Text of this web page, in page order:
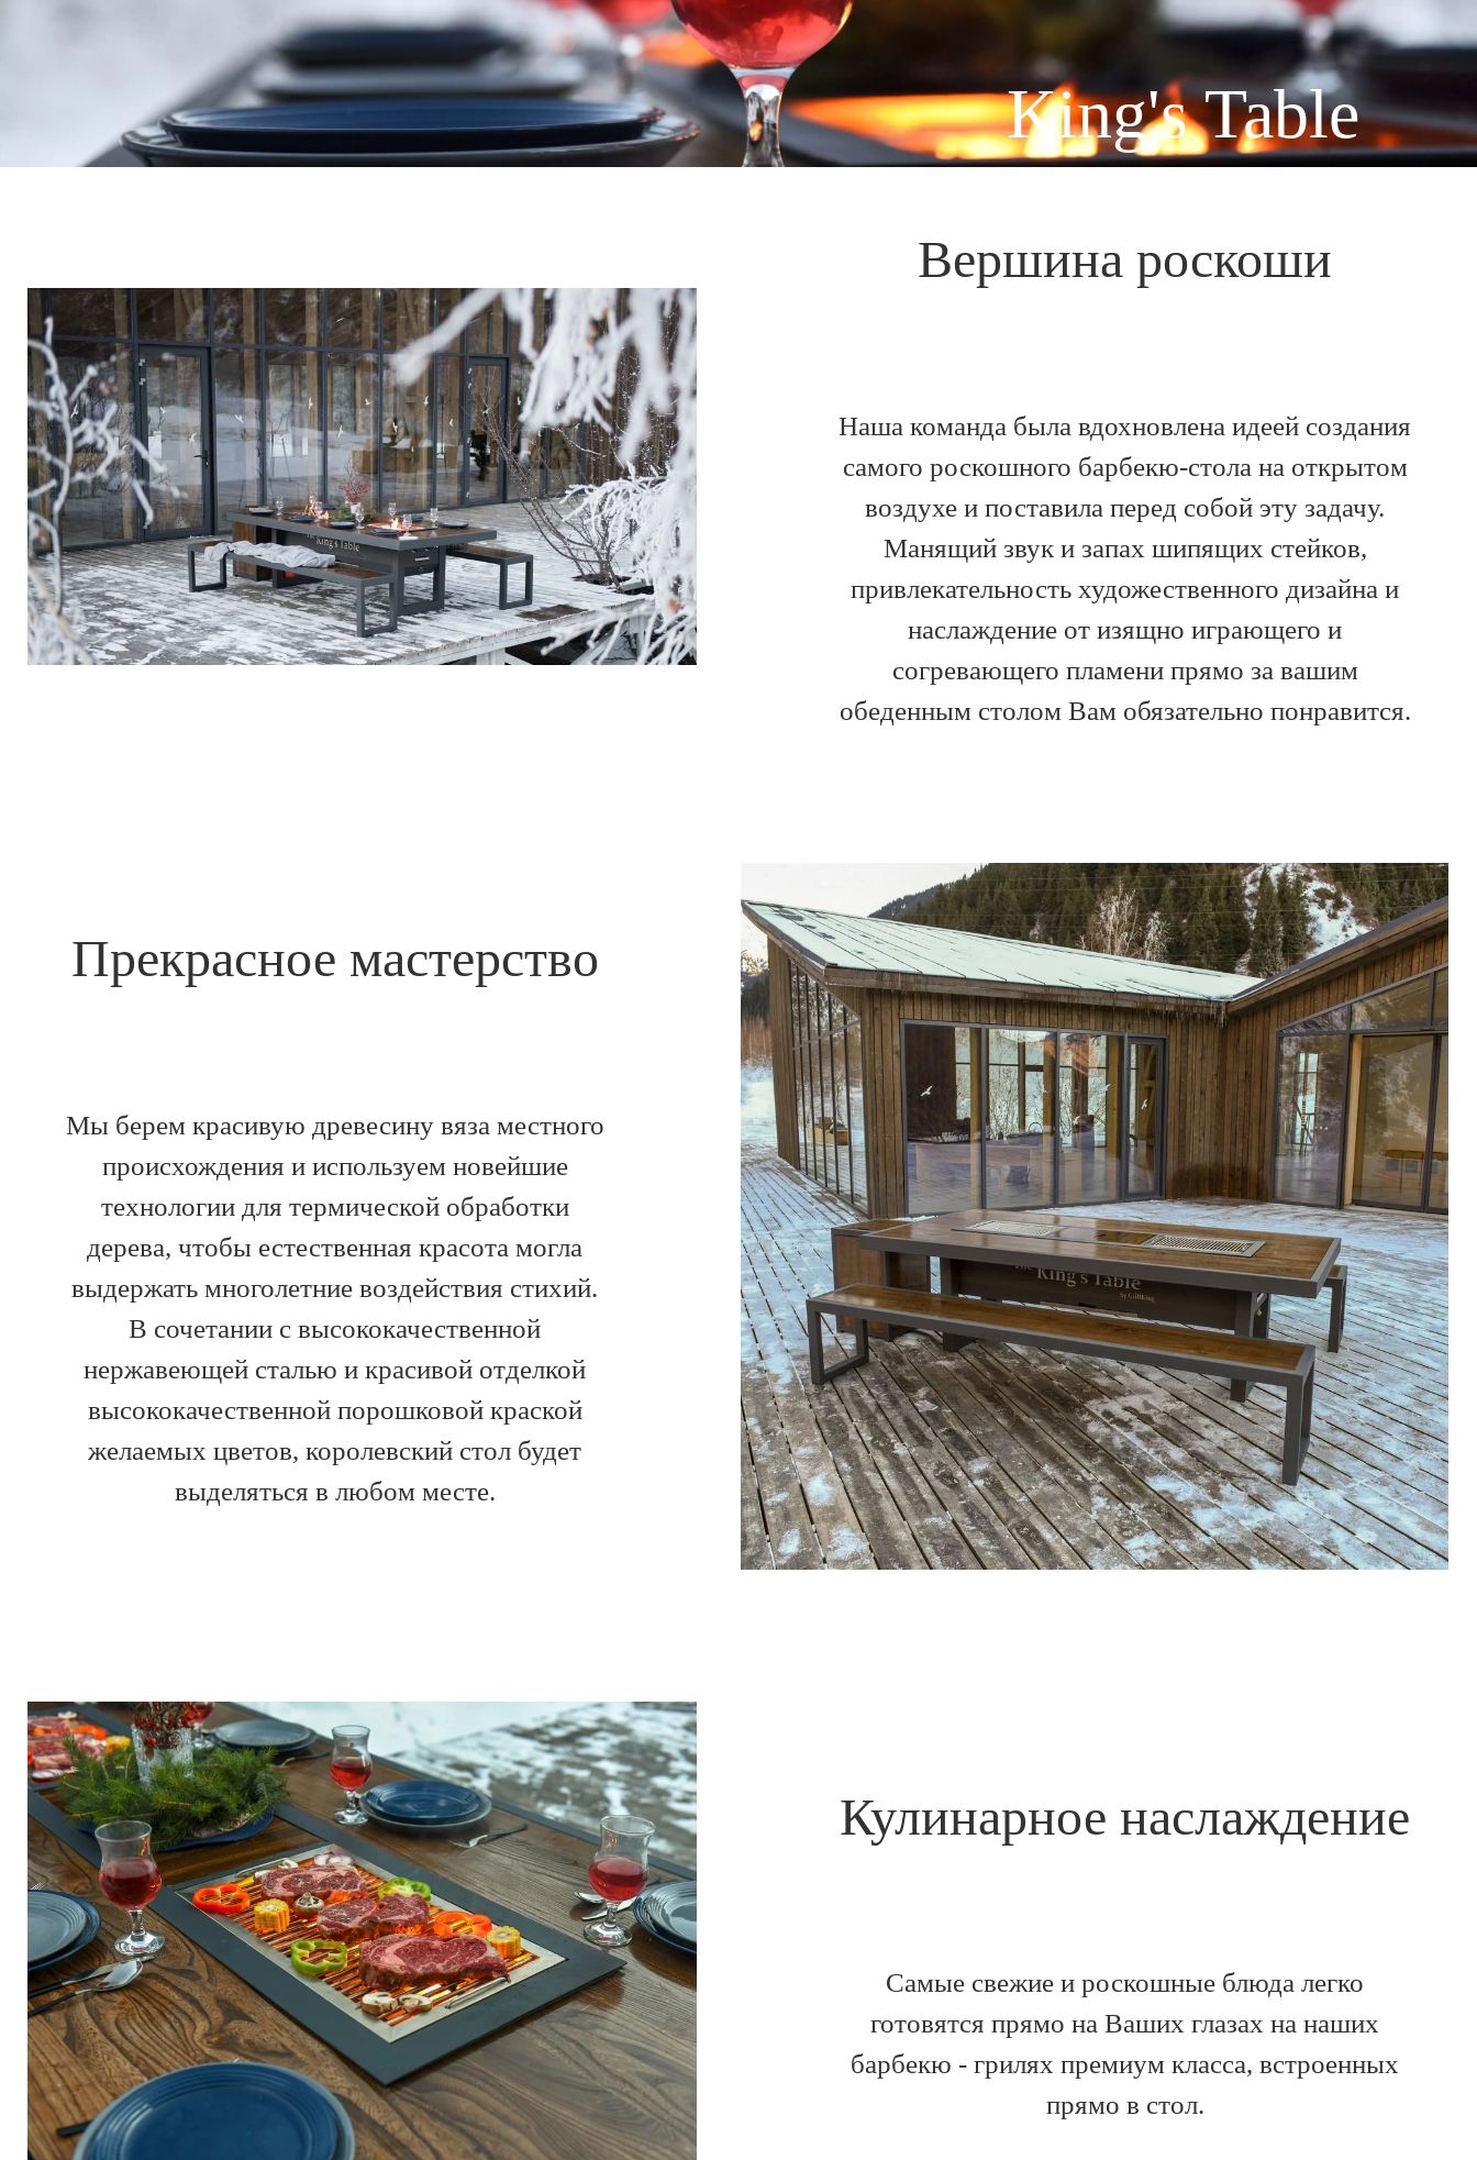
King's Table
Вершина роскоши
Наша команда была вдохновлена идеей создания
самого роскошного барбекю-стола на открытом
воздухе и поставила перед собой эту задачу.
Манящий звук и запах шипящих стейков,
привлекательность художественного дизайна и
наслаждение от изящно играющего и
согревающего пламени прямо за вашим
обеденным столом Вам обязательно понравится.
Прекрасное мастерство
Мы берем красивую древесину вяза местного
происхождения и используем новейшие
технологии для термической обработки
дерева, чтобы естественная красота могла
выдержать многолетние воздействия стихий.
В сочетании с высококачественной
нержавеющей сталью и красивой отделкой
высококачественной порошковой краской
желаемых цветов, королевский стол будет
выделяться в любом месте.
Кулинарное наслаждение
Самые свежие и роскошные блюда легко
готовятся прямо на Ваших глазах на наших
барбекю - грилях премиум класса, встроенных
прямо в стол.